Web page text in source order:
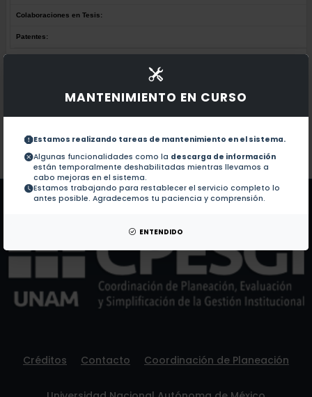
MANTENIMIENTO EN CURSO
Estamos realizando tareas de mantenimiento en el sistema.
Algunas funcionalidades como la descarga de información
están temporalmente deshabilitadas mientras llevamos a
cabo mejoras en el sistema.
Estamos trabajando para restablecer el servicio completo lo
antes posible. Agradecemos tu paciencia y comprensión.
ENTENDIDO
Colaboraciones en Tesis:
Patentes:
No hay obras de este autor.
Documentos en revistas:
Colaboraciones en Tesis:
Patentes: No hay patentes de este autor.
Créditos Contacto Coordinación de Planeación